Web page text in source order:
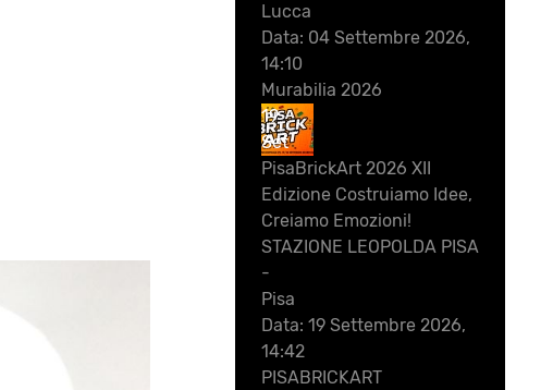
Lucca
Data: 04 Settembre 2026,
14:10
Murabilia 2026
19
Set
PisaBrickArt 2026 XII
Edizione Costruiamo Idee,
Creiamo Emozioni!
STAZIONE LEOPOLDA PISA
-
Pisa
Data: 19 Settembre 2026,
14:42
PISABRICKART